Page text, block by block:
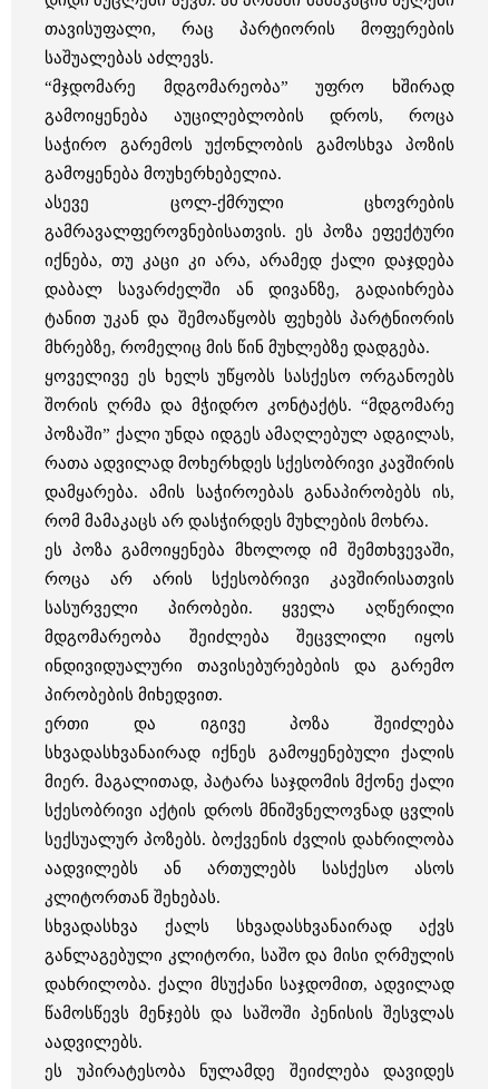
თავისუფალი, რაც პარტიორის მოფერების
საშუალებას აძლევს.
“მჯდომარე მდგომარეობა” უფრო ხშირად
გამოიყენება აუცილებლობის დროს, როცა
საჭირო გარემოს უქონლობის გამოსხვა პოზის
გამოყენება მოუხერხებელია.
ასევე ცოლ-ქმრული ცხოვრების
გამრავალფეროვნებისათვის. ეს პოზა ეფექტური
იქნება, თუ კაცი კი არა, არამედ ქალი დაჯდება
დაბალ სავარძელში ან დივანზე, გადაიხრება
ტანით უკან და შემოაწყობს ფეხებს პარტნიორის
მხრებზე, რომელიც მის წინ მუხლებზე დადგება.
ყოველივე ეს ხელს უწყობს სასქესო ორგანოებს
შორის ღრმა და მჭიდრო კონტაქტს. “მდგომარე
პოზაში” ქალი უნდა იდგეს ამაღლებულ ადგილას,
რათა ადვილად მოხერხდეს სქესობრივი კავშირის
დამყარება. ამის საჭიროებას განაპირობებს ის,
რომ მამაკაცს არ დასჭირდეს მუხლების მოხრა.
ეს პოზა გამოიყენება მხოლოდ იმ შემთხვევაში,
როცა არ არის სქესობრივი კავშირისათვის
სასურველი პირობები. ყველა აღწერილი
მდგომარეობა შეიძლება შეცვლილი იყოს
ინდივიდუალური თავისებურებების და გარემო
პირობების მიხედვით.
ერთი და იგივე პოზა შეიძლება
სხვადასხვანაირად იქნეს გამოყენებული ქალის
მიერ. მაგალითად, პატარა საჯდომის მქონე ქალი
სქესობრივი აქტის დროს მნიშვნელოვნად ცვლის
სექსუალურ პოზებს. ბოქვენის ძვლის დახრილობა
აადვილებს ან ართულებს სასქესო ასოს
კლიტორთან შეხებას.
სხვადასხვა ქალს სხვადასხვანაირად აქვს
განლაგებული კლიტორი, საშო და მისი ღრმულის
დახრილობა. ქალი მსუქანი საჯდომით, ადვილად
წამოსწევს მენჯებს და საშოში პენისის შესვლას
აადვილებს.
ეს უპირატესობა ნულამდე შეიძლება დავიდეს